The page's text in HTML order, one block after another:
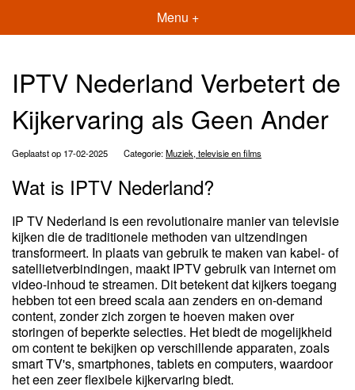
Menu +
IPTV Nederland Verbetert de
Kijkervaring als Geen Ander
Geplaatst op 17-02-2025 Categorie:Muziek, televisie en films
Wat is IPTV Nederland?
IP TV Nederland is een revolutionaire manier van televisie
kijken die de traditionele methoden van uitzendingen
transformeert. In plaats van gebruik te maken van kabel- of
satellietverbindingen, maakt IPTV gebruik van internet om
video-inhoud te streamen. Dit betekent dat kijkers toegang
hebben tot een breed scala aan zenders en on-demand
content, zonder zich zorgen te hoeven maken over
storingen of beperkte selecties. Het biedt de mogelijkheid
om content te bekijken op verschillende apparaten, zoals
smart TV's, smartphones, tablets en computers, waardoor
het een zeer flexibele kijkervaring biedt.